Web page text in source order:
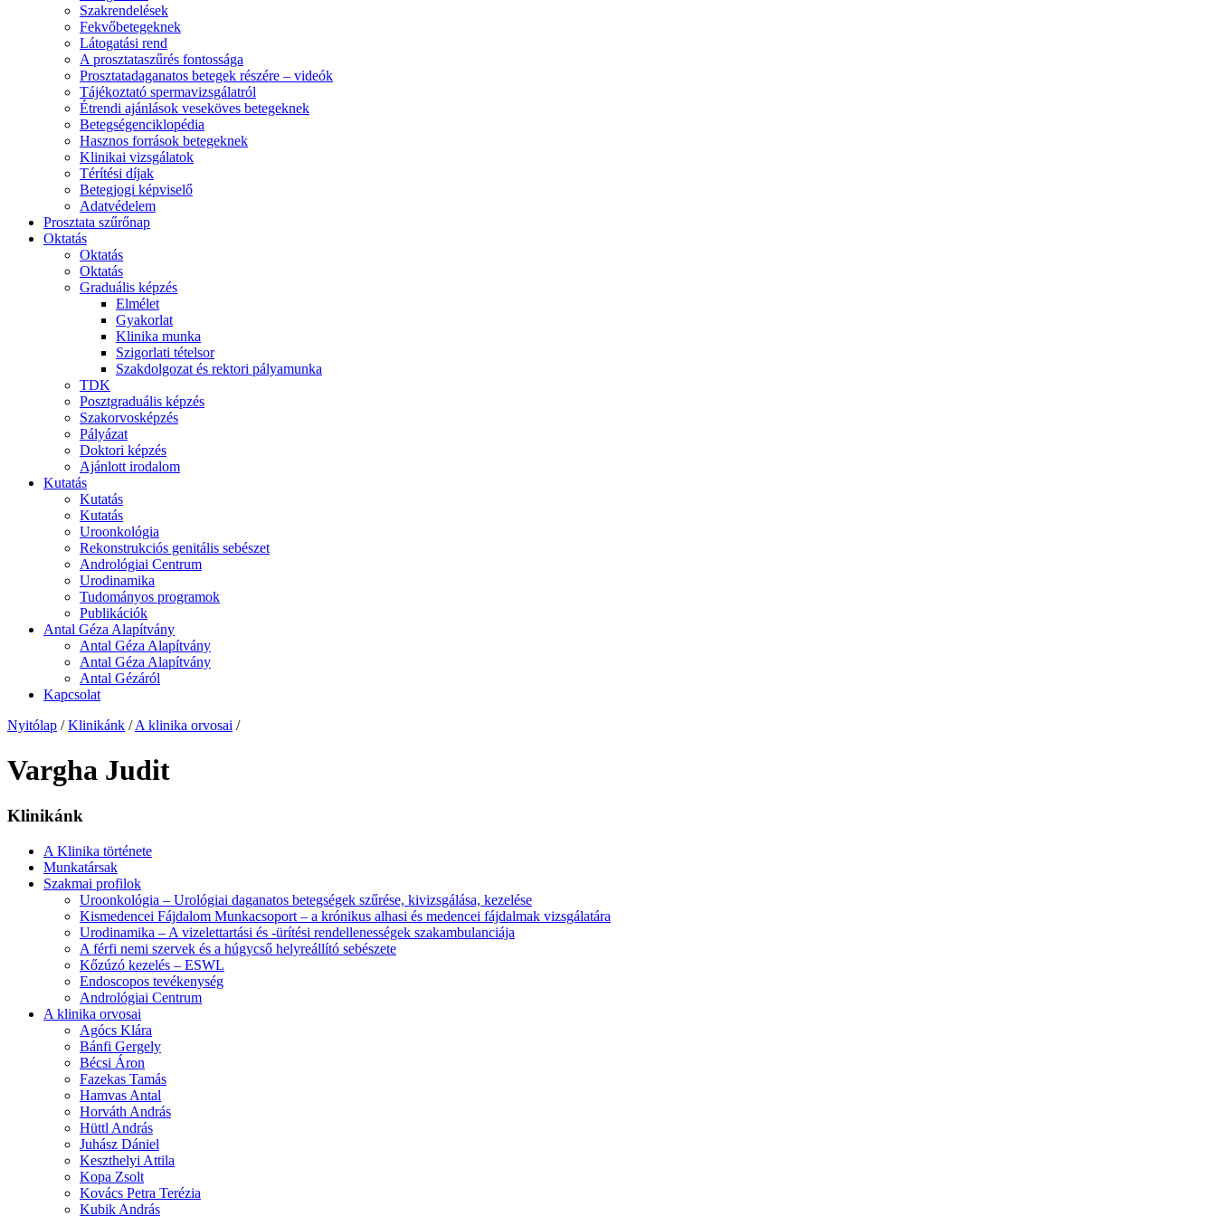
Szakrendelések
Fekvőbetegeknek
Látogatási rend
A prosztataszűrés fontossága
Prosztatadaganatos betegek részére – videók
Tájékoztató spermavizsgálatról
Étrendi ajánlások veseköves betegeknek
Betegségenciklopédia
Hasznos források betegeknek
Klinikai vizsgálatok
Térítési díjak
Betegjogi képviselő
Adatvédelem
Prosztata szűrőnap
Oktatás
Oktatás
Oktatás
Graduális képzés
Elmélet
Gyakorlat
Klinika munka
Szigorlati tételsor
Szakdolgozat és rektori pályamunka
TDK
Posztgraduális képzés
Szakorvosképzés
Pályázat
Doktori képzés
Ajánlott irodalom
Kutatás
Kutatás
Kutatás
Uroonkológia
Rekonstrukciós genitális sebészet
Andrológiai Centrum
Urodinamika
Tudományos programok
Publikációk
Antal Géza Alapítvány
Antal Géza Alapítvány
Antal Géza Alapítvány
Antal Gézáról
Kapcsolat
Nyitólap / Klinikánk / A klinika orvosai /
Vargha Judit
Klinikánk
A Klinika története
Munkatársak
Szakmai profilok
Uroonkológia – Urológiai daganatos betegségek szűrése, kivizsgálása, kezelése
Kismedencei Fájdalom Munkacsoport – a krónikus alhasi és medencei fájdalmak vizsgálatára
Urodinamika – A vizelettartási és -ürítési rendellenességek szakambulanciája
A férfi nemi szervek és a húgycső helyreállító sebészete
Kőzúzó kezelés – ESWL
Endoscopos tevékenység
Andrológiai Centrum
A klinika orvosai
Agócs Klára
Bánfi Gergely
Bécsi Áron
Fazekas Tamás
Hamvas Antal
Horváth András
Hüttl András
Juhász Dániel
Keszthelyi Attila
Kopa Zsolt
Kovács Petra Terézia
Kubik András